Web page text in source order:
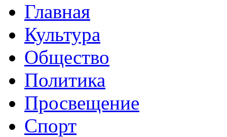
Главная
Культура
Общество
Политика
Просвещение
Спорт